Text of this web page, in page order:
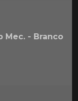
Mec. - Branco